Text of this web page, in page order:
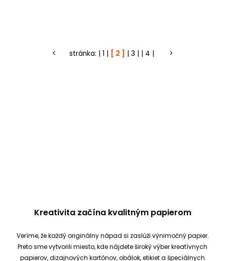
< stránka: 1 2 3 4 >
Kreativita začína kvalitným papierom
Veríme, že každý originálny nápad si zaslúži výnimočný papier.
Preto sme vytvorili miesto, kde nájdete široký výber kreatívnych
papierov, dizajnových kartónov, obálok, etikiet a špeciálnych